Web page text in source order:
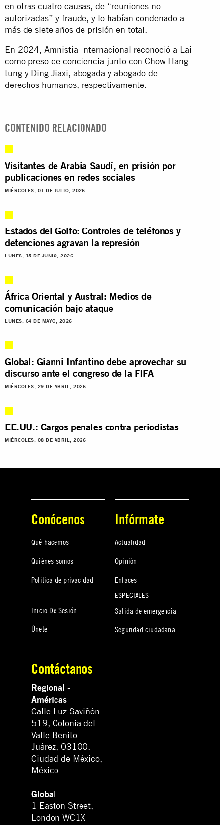
en otras cuatro causas, de “reuniones no
autorizadas” y fraude, y lo habían condenado a
más de siete años de prisión en total.
En 2024, Amnistía Internacional reconoció a Lai
como preso de conciencia junto con Chow Hang-
tung y Ding Jiaxi, abogada y abogado de
derechos humanos, respectivamente.
CONTENIDO RELACIONADO
Visitantes de Arabia Saudí, en prisión por
publicaciones en redes sociales
MIÉRCOLES, 01 DE JULIO, 2026
Estados del Golfo: Controles de teléfonos y
detenciones agravan la represión
LUNES, 15 DE JUNIO, 2026
África Oriental y Austral: Medios de
comunicación bajo ataque
LUNES, 04 DE MAYO, 2026
Global: Gianni Infantino debe aprovechar su
discurso ante el congreso de la FIFA
MIÉRCOLES, 29 DE ABRIL, 2026
EE.UU.: Cargos penales contra periodistas
MIÉRCOLES, 08 DE ABRIL, 2026
Conócenos
Qué hacemos
Quiénes somos
Política de privacidad
Inicio De Sesión
Únete
Infórmate
Actualidad
Opinión
Enlaces
ESPECIALES
Salida de emergencia
Seguridad ciudadana
Contáctanos
Regional -
Américas
Calle Luz Saviñón
519, Colonia del
Valle Benito
Juárez, 03100.
Ciudad de México,
México
Global
1 Easton Street,
London WC1X